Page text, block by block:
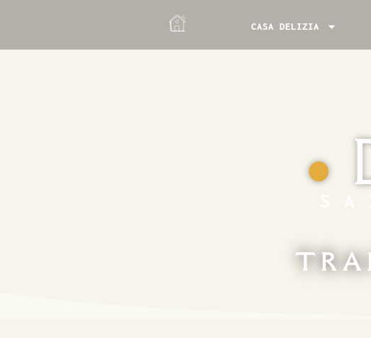
CASA DELIZIA
●